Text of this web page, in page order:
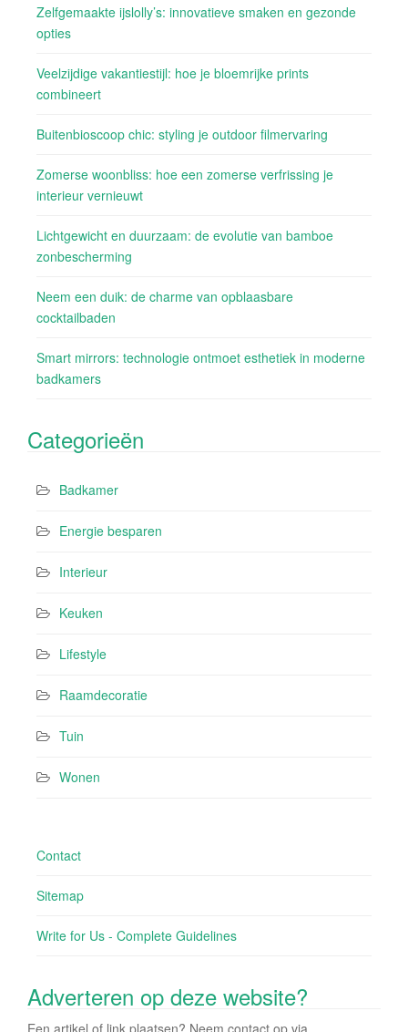
Zelfgemaakte ijslolly’s: innovatieve smaken en gezonde
opties
Veelzijdige vakantiestijl: hoe je bloemrijke prints
combineert
Buitenbioscoop chic: styling je outdoor filmervaring
Zomerse woonbliss: hoe een zomerse verfrissing je
interieur vernieuwt
Lichtgewicht en duurzaam: de evolutie van bamboe
zonbescherming
Neem een duik: de charme van opblaasbare
cocktailbaden
Smart mirrors: technologie ontmoet esthetiek in moderne
badkamers
Categorieën
Badkamer
Energie besparen
Interieur
Keuken
Lifestyle
Raamdecoratie
Tuin
Wonen
Contact
Sitemap
Write for Us - Complete Guidelines
Adverteren op deze website?